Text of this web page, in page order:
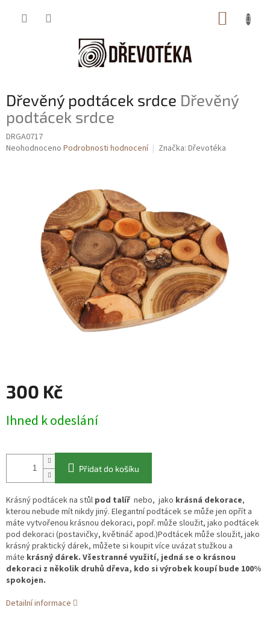
Dřevěný podtácek srdce Dřevěný
podtácek srdce
DRGA0717
Průměrné
hvězdiček.
Neohodnoceno Podrobnosti hodnocení Značka: Dřevotéka
300 Kč
cena:
Ihned k odeslání
Přidat do košíku
Krásný podtácek na stůl pod talíř nebo, jako krásná dekorace,
kterou nebude mít nikdy jiný. Elegantní podtácek se může jen opřít a
máte vytvořenou krásnou dekoraci, popř. může sloužit, jako podtácek
pod dekoraci (postavičky, květináč apod.)Podtácek může sloužit, jako
krásný praktický dárek, můžete si koupit více uvázat stužkou a
máte krásný dárek. Všestranné využití, jedná se o krásnou
dekoraci z několik druhů dřeva, kdo si výrobek koupí bude 100%
spokojen.
Detailní informace